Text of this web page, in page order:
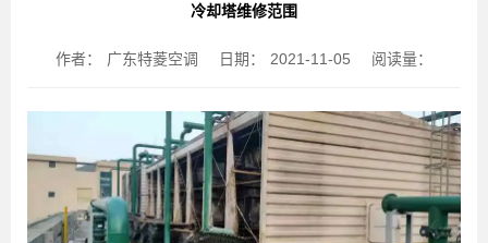
冷却塔维修范围
作者： 广东特菱空调 日期： 2021-11-05 阅读量：